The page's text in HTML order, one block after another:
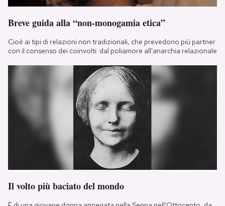
Breve guida alla “non-monogamia etica”
Cioè ai tipi di relazioni non tradizionali, che prevedono più partner
con il consenso dei coinvolti: dal poliamore all'anarchia relazionale
Il volto più baciato del mondo